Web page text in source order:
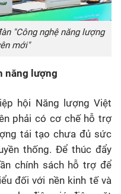
"Công nghệ năng lượng
mới"
năng lượng
hội Năng lượng Việt
phải có cơ chế hỗ trợ
tái tạo chưa đủ sức
thống. Để thúc đẩy
chính sách hỗ trợ để
đối với nền kinh tế và